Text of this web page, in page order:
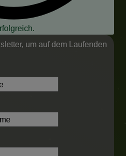
um auf dem Laufenden